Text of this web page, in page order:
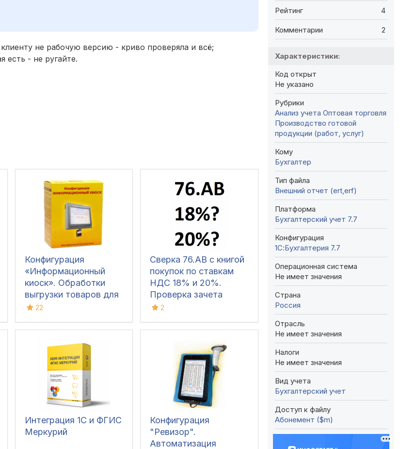
не рабочую версию - криво проверяла и всё;
есть - не ругайте.
Конфигурация
«Информационный
киоск». Обработки
выгрузки товаров для
ТиС 9.2, УТ 10.3, УТ 11
любой конфигурацией
22
Сверка 76.АВ с книгой
покупок по ставкам
НДС 18% и 20%.
Проверка зачета
аванса по ставкам
квартале 2019 г.
Закрытие квартала
18% и 20% НДС
2
Интеграция 1С и ФГИС
Меркурий
Конфигурация
"Ревизор".
Автоматизация
Рейтинг 4
Комментарии 2
Характеристики:
Код открыт
Не указано
Рубрики
Анализ учета Оптовая торговля
Производство готовой
продукции (работ, услуг)
Кому
Бухгалтер
Тип файла
Внешний отчет (ert,erf)
Платформа
Бухгалтерский учет 7.7
Конфигурация
1С:Бухгалтерия 7.7
Операционная система
Не имеет значения
Страна
Россия
Отрасль
Не имеет значения
Налоги
Не имеет значения
Вид учета
Бухгалтерский учет
Доступ к файлу
Абонемент ($m)